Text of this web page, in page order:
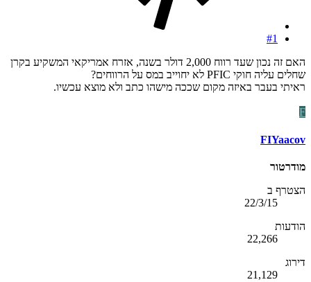
#1
האם זה נכון שעד רווח 2,000 דולר בשנה, אזרח אמריקאי המשקיע בקרן
שחלים עליה חוקי PFIC לא יחוייב במס על הרווחים?
ראיתי בעבר באיזה מקום שככה מישהו כתב ולא מוצא עכשיו.
F
FIYaacov
מודרטור
הצטרף ב
22/3/15
הודעות
22,266
דירוג
21,129